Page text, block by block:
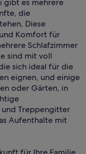
gibt es mehrere
die
Diese
Komfort für
Schlafzimmer
sind mit voll
sich ideal für die
eignen, und einige
oder Gärten, in
Treppengitter
Aufenthalte mit